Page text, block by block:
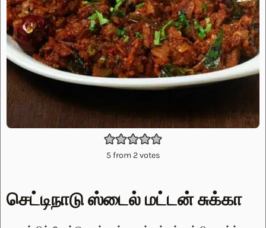
5from 2votes
செட்டிநாடு ஸ்டைல் மட்டன் சுக்கா